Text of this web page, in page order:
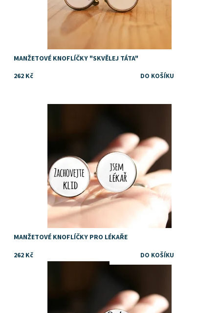
MANŽETOVÉ KNOFLÍČKY "SKVĚLEJ TÁTA"
262 Kč
Dostupnost: Skladem
MANŽETOVÉ KNOFLÍČKY PRO LÉKAŘE
262 Kč
Dostupnost:
Skladem